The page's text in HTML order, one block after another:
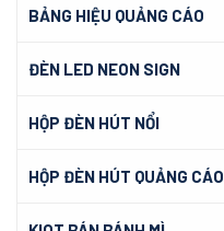
BẢNG HIỆU QUẢNG CÁO
ĐÈN LED NEON SIGN
HỘP ĐÈN HÚT NỔI
HỘP ĐÈN HÚT QUẢNG CÁO